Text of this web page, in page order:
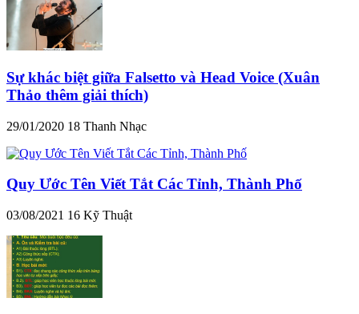
Sự khác biệt giữa Falsetto và Head Voice (Xuân
Thảo thêm giải thích)
29/01/2020 18 Thanh Nhạc
Quy Ước Tên Viết Tắt Các Tỉnh, Thành Phố
03/08/2021 16 Kỹ Thuật